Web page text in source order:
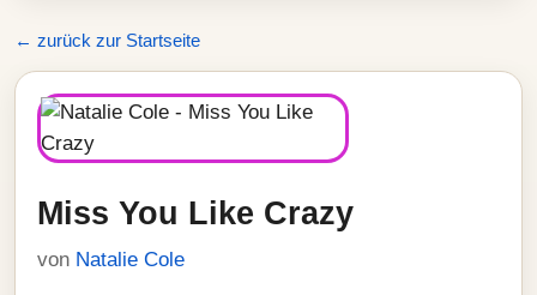
← zurück zur Startseite
Miss You Like Crazy
von Natalie Cole